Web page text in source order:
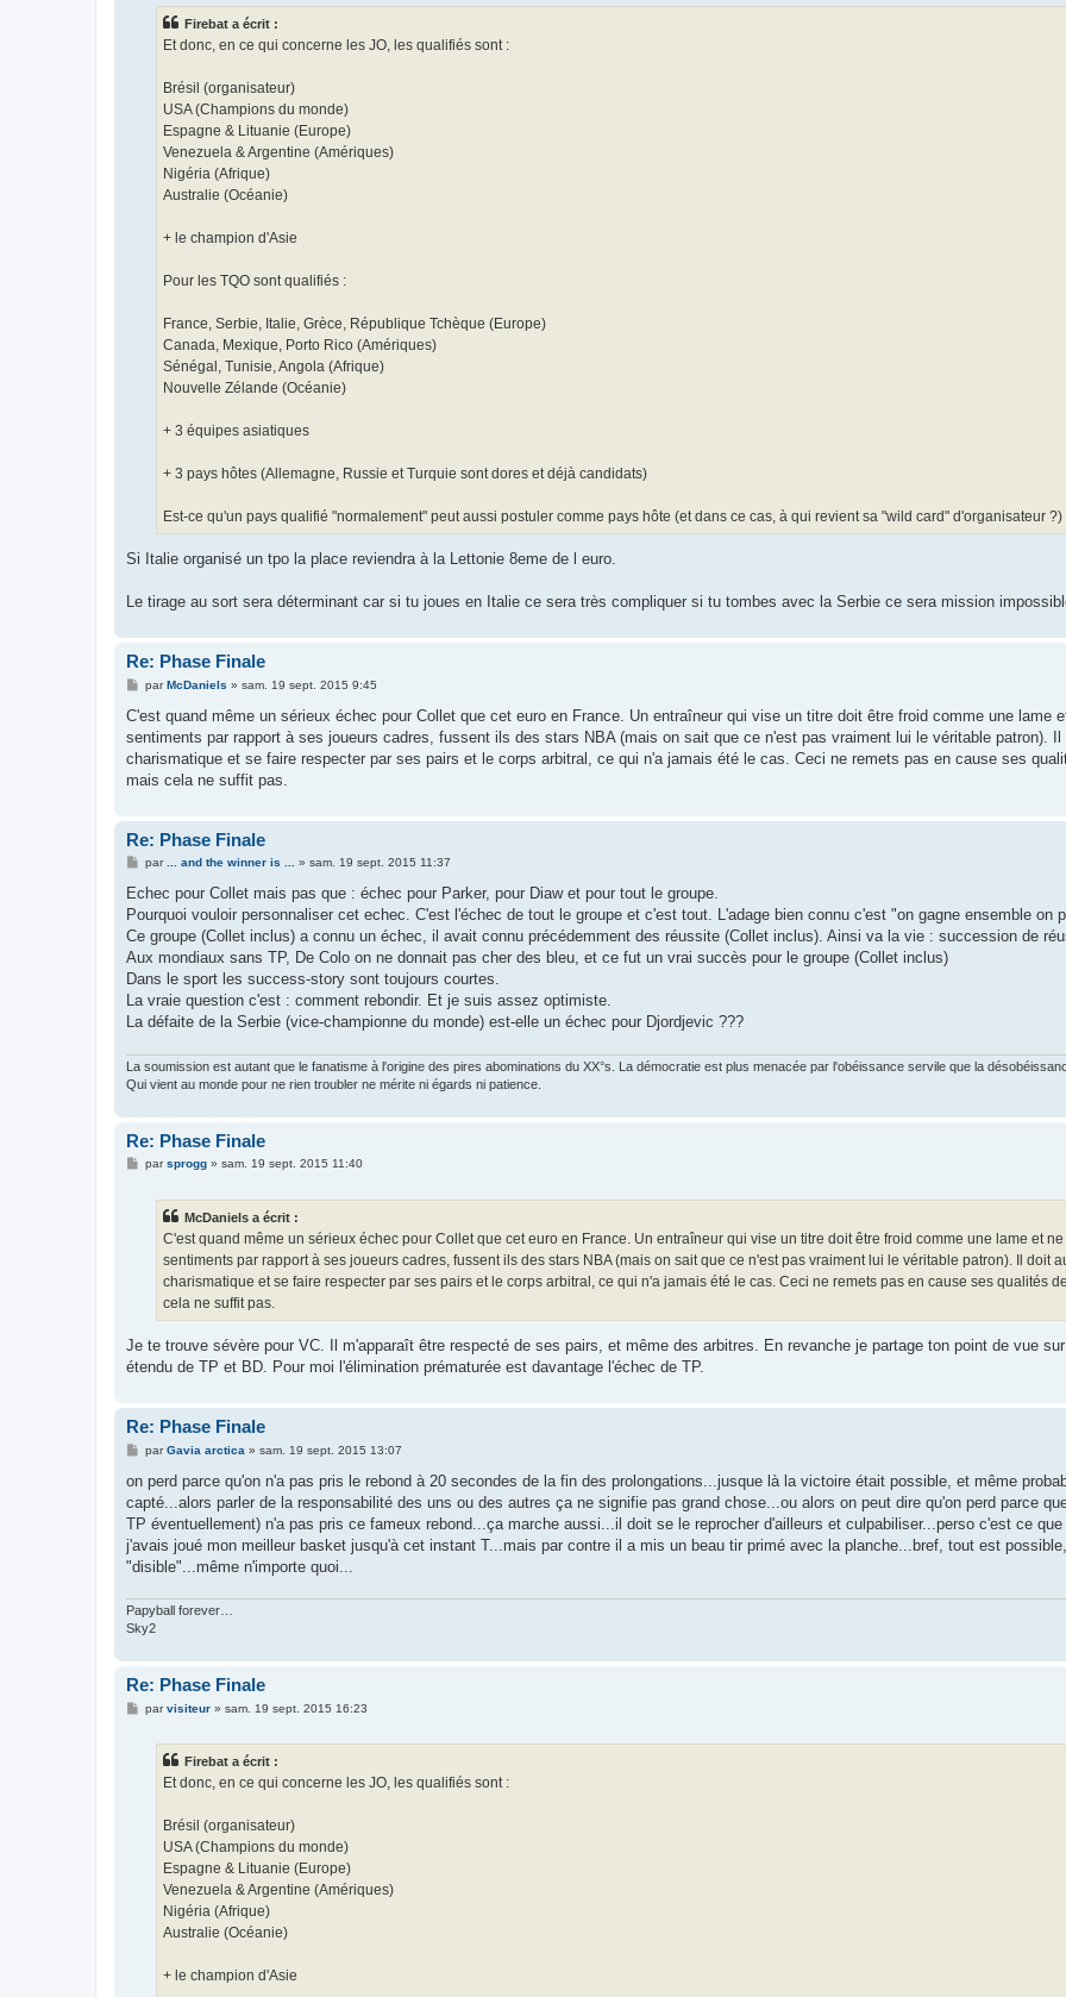
Firebat a écrit :
Et donc, en ce qui concerne les JO, les qualifiés sont :
Brésil (organisateur)
USA (Champions du monde)
Espagne & Lituanie (Europe)
Venezuela & Argentine (Amériques)
Nigéria (Afrique)
Australie (Océanie)
+ le champion d'Asie
Pour les TQO sont qualifiés :
France, Serbie, Italie, Grèce, République Tchèque (Europe)
Canada, Mexique, Porto Rico (Amériques)
Sénégal, Tunisie, Angola (Afrique)
Nouvelle Zélande (Océanie)
+ 3 équipes asiatiques
+ 3 pays hôtes (Allemagne, Russie et Turquie sont dores et déjà candidats)
Est-ce qu'un pays qualifié "normalement" peut aussi postuler comme pays hôte (et dans ce cas, à qui revient sa "wild card" d'organisateur ?)
Si Italie organisé un tpo la place reviendra à la Lettonie 8eme de l euro.
Le tirage au sort sera déterminant car si tu joues en Italie ce sera très compliquer si tu tombes avec la Serbie ce sera mission
Re: Phase Finale
M
s
a
g
parMcDaniels » sam. 19 sept. 2015 9:45
C'est quand même un sérieux échec pour Collet que cet euro en France. Un entraîneur qui vise un titre doit être froid comme une lame
sentiments par rapport à ses joueurs cadres, fussent ils des stars NBA (mais on sait que ce n'est pas vraiment lui le véritable patron).
charismatique et se faire respecter par ses pairs et le corps arbitral, ce qui n'a jamais été le cas. Ceci ne remets pas en cause ses
mais cela ne suffit pas.
Re: Phase Finale
M
s
a
g
par ... and the winner is ... » sam. 19 sept. 2015 11:37
Echec pour Collet mais pas que : échec pour Parker, pour Diaw et pour tout le groupe.
Pourquoi vouloir personnaliser cet echec. C'est l'échec de tout le groupe et c'est tout. L'adage bien connu c'est "on gagne ensemble on
Ce groupe (Collet inclus) a connu un échec, il avait connu précédemment des réussite (Collet inclus). Ainsi va la vie : succession de
Aux mondiaux sans TP, De Colo on ne donnait pas cher des bleu, et ce fut un vrai succès pour le groupe (Collet inclus)
Dans le sport les success-story sont toujours courtes.
La vraie question c'est : comment rebondir. Et je suis assez optimiste.
La défaite de la Serbie (vice-championne du monde) est-elle un échec pour Djordjevic ???
La soumission est autant que le fanatisme à l'origine des pires abominations du XX°s. La démocratie est plus menacée par l'obéissance servile que la
Qui vient au monde pour ne rien troubler ne mérite ni égards ni patience.
Re: Phase Finale
Mparsprogg» sam. 19 sept. 2015 11:40
McDaniels a écrit :
C'est quand même un sérieux échec pour Collet que cet euro en France. Un entraîneur qui vise un titre doit être froid comme une lame et
sentiments par rapport à ses joueurs cadres, fussent ils des stars NBA (mais on sait que ce n'est pas vraiment lui le véritable patron). Il doit
charismatique et se faire respecter par ses pairs et le corps arbitral, ce qui n'a jamais été le cas. Ceci ne remets pas en cause ses qualités
cela ne suffit pas.
Je te trouve sévère pour VC. Il m'apparaît être respecté de ses pairs, et même des arbitres. En revanche je partage ton point de vue
étendu de TP et BD. Pour moi l'élimination prématurée est davantage l'échec de TP.
Re: Phase Finale
M
s
a
g
parGavia arctica » sam. 19 sept. 2015 13:07
on perd parce qu'on n'a pas pris le rebond à 20 secondes de la fin des prolongations...jusque là la victoire était possible, et même
capté...alors parler de la responsabilité des uns ou des autres ça ne signifie pas grand chose...ou alors on peut dire qu'on perd parce
TP éventuellement) n'a pas pris ce fameux rebond...ça marche aussi...il doit se le reprocher d'ailleurs et culpabiliser...perso c'est ce
j'avais joué mon meilleur basket jusqu'à cet instant T...mais par contre il a mis un beau tir primé avec la planche...bref, tout est
"disible"...même n'importe quoi...
Papyball forever…
Sky2
Re: Phase Finale
Mparvisiteur» sam. 19 sept. 2015 16:23
Firebat a écrit :
Et donc, en ce qui concerne les JO, les qualifiés sont :
Brésil (organisateur)
USA (Champions du monde)
Espagne & Lituanie (Europe)
Venezuela & Argentine (Amériques)
Nigéria (Afrique)
Australie (Océanie)
+ le champion d'Asie